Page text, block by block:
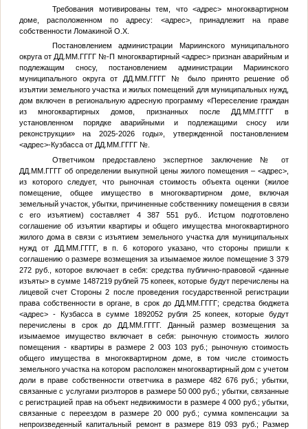
Требования мотивированы тем, что<адрес> многоквартирном
доме, расположенном по адресу: <адрес>, принадлежит на праве
собственности Ломакиной О.Х.
Постановлением администрации Мариинского муниципального
округа от ДД.ММ.ГГГГ №-П многоквартирный <адрес>признан аварийным и
подлежащим сносу, постановлением администрации Мариинского
муниципального округа от ДД.ММ.ГГГГ №
было принято решение об
изъятии земельного участка и жилых помещений для муниципальных нужд,
дом включен в региональную адресную программу «Переселение граждан
из многоквартирных домов, признанных после ДД.ММ.ГГГГв
установленном порядке аварийными и подлежащими сносу или
реконструкции» на 2025-2026 годы», утвержденной постановлением
<адрес>-Кузбасса от ДД.ММ.ГГГГ №.
Ответчиком предоставлено экспертное заключение
№
от
ДД.ММ.ГГГГоб определении выкупной цены жилого помещения –<адрес>
из которого следует, что рыночная стоимость объекта оценки (жилое
помещение, общее имущество в многоквартирном доме, включая
земельный участок, убытки, причиненные собственнику помещения в связи
с его изъятием) составляет 4 387 551 руб.. Истцом подготовлено
соглашение об изъятии квартиры и общего имущества многоквартирного
жилого дома в связи с изъятием земельного участка для муниципальных
нужд от
ДД.ММ.ГГГГ, в п. 6 которого указано, что стороны пришли к
соглашению о размере возмещения за изымаемое жилое помещение 3 379
272 руб., которое включает в себя: средства публично-правовой<данные
изъяты>в сумме 1487219 рублей 75 копеек, которые будут перечислены на
лицевой счет Стороны 2 после проведения государственной регистрации
права собственности в органе, в срок до ДД.ММ.ГГГГ; средства бюджета
<адрес>- Кузбасса в сумме 1892052 рубля 25 копеек, которые будут
перечислены в срок до ДД.ММ.ГГГГ. Данный размер возмещения за
изымаемое имущество включает в себя: рыночную стоимость жилого
помещения - квартиры в размере 2 003 103 руб.; рыночную стоимость
общего имущества в многоквартирном доме, в том числе стоимость
земельного участка на котором расположен многоквартирный дом с учетом
доли в праве собственности ответчика в размере 482 676 руб.; убытки,
связанные с услугами риэлторов в размере 50 000 руб.; убытки, связанные
с регистрацией прав на объект недвижимости в размере 4 000 руб.; убытки,
связанные с переездом в размере 20 000 руб.; сумма компенсации за
непроизведенный капитальный ремонт в размере 819 093 руб.; Размер